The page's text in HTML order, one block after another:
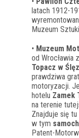
latach 1912-
Muzeum
• Muzeum
od Wrocławia
Topacz w
prawdziwa
motoryzacji.
hotelu Zamek
na terenie
Znajduje się tu
w tym
Patent-